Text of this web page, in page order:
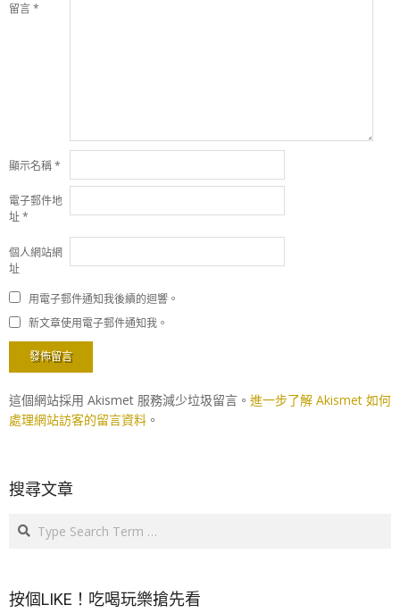
留言*
顯示名稱*
電子郵件地
址*
個人網站網
址
用電子郵件通知我後續的迴響。
新文章使用電子郵件通知我。
這個網站採用 Akismet 服務減少垃圾留言。 進一步了解 Akismet 如何
處理網站訪客的留言資料 。
搜尋文章
Search
按個LIKE！吃喝玩樂搶先看